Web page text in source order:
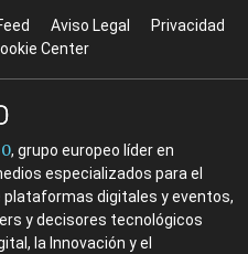
Aviso Legal
Privacidad
Center
, grupo europeo líder en
especializados para el
digitales y eventos,
y decisores tecnológicos
la Innovación y el